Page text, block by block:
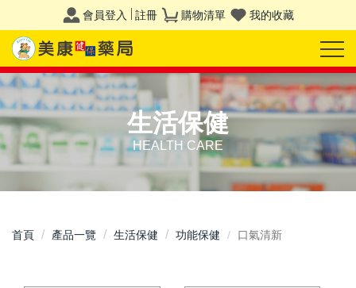
會員登入 註冊 購物清單 我的收藏
生活保健
HEALTH CARE
首頁 產品一覽 生活保健 功能保健 口氣清新